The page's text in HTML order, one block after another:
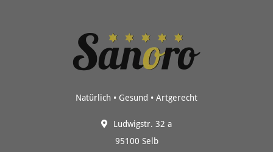
Natürlich • Gesund • Artgerecht
Ludwigstr. 32 a
95100 Selb